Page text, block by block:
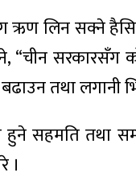
ऋण लिन सक्ने
“चीन सरकारसँग
तथा लगानी
हुने सहमति तथा
।